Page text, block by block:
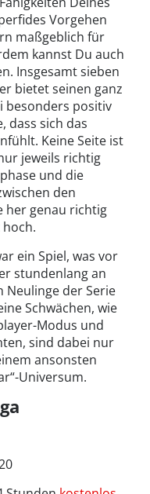
Vorgehen
maßgeblich für
kannst Du auch
Insgesamt sieben
bietet seinen ganz
besonders positiv
dass sich das
Keine Seite ist
jeweils richtig
und die
den
her genau richtig
ein Spiel, was vor
stundenlang an
Neulinge der Serie
Schwächen, wie
Modus und
sind dabei nur
ansonsten
Universum.